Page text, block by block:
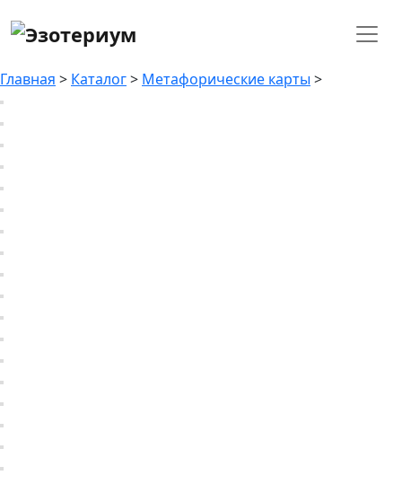
Главная > Каталог> Метафорические карты >